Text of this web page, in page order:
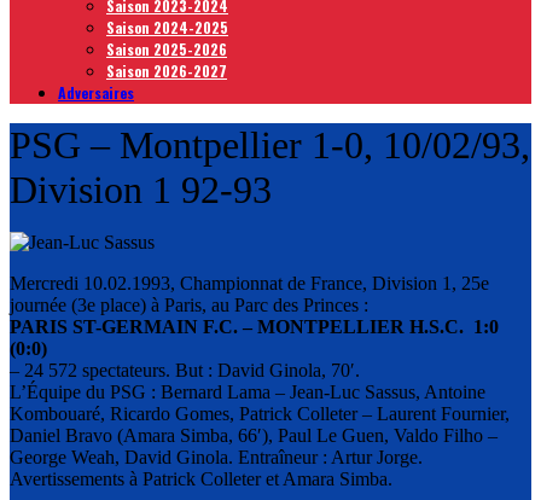
Saison 2023-2024
Saison 2024-2025
Saison 2025-2026
Saison 2026-2027
Adversaires
PSG – Montpellier 1-0, 10/02/93,
Division 1 92-93
Mercredi 10.02.1993, Championnat de France, Division 1, 25e
journée (3e place) à Paris, au Parc des Princes :
PARIS ST-GERMAIN F.C. – MONTPELLIER H.S.C. 1:0
(0:0)
– 24 572 spectateurs. But : David Ginola, 70′.
L’Équipe du PSG : Bernard Lama – Jean-Luc Sassus, Antoine
Kombouaré, Ricardo Gomes, Patrick Colleter – Laurent Fournier,
Daniel Bravo (Amara Simba, 66′), Paul Le Guen, Valdo Filho –
George Weah, David Ginola. Entraîneur : Artur Jorge.
Avertissements à Patrick Colleter et Amara Simba.